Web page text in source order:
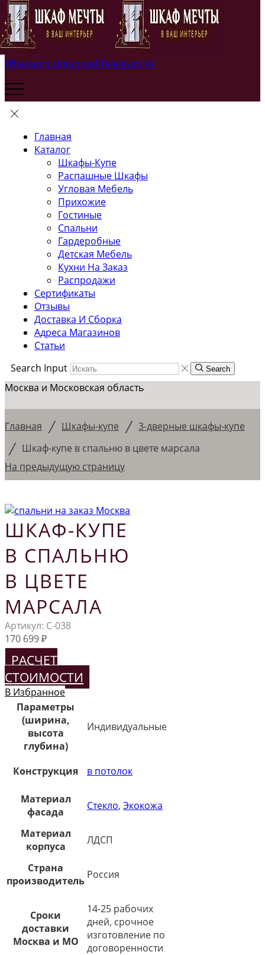
Whatsapp Untapped Telegram Vk
Главная
Каталог
Шкафы-Купе
Распашные Шкафы
Угловая Мебель
Прихожие
Гостиные
Спальни
Гардеробные
Детская Мебель
Кухни На Заказ
Распродажи
Сертификаты
Отзывы
Доставка И Сборка
Адреса Магазинов
Статьи
Search Input
Search
Москва и Московская область
Главная / Шкафы-купе / 3-дверные шкафы-купе
/ Шкаф-купе в спальню в цвете марсала
На предыдущую страницу
ШКАФ-КУПЕ
В СПАЛЬНЮ
В ЦВЕТЕ
МАРСАЛА
Артикул: С-038
170 699₽
РАСЧЕТ
СТОИМОСТИ
В Избранное
Параметры
(ширина,
высота
глубина)
Индивидуальные
Конструкция в потолок
Материал
фасада
Стекло, Экокожа
Материал
корпуса
ЛДСП
Страна
производитель Россия
Сроки
доставки
Москва и МО
14-25 рабочих
дней, срочное
изготовление по
договоренности